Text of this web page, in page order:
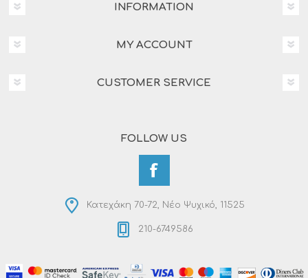
INFORMATION
MY ACCOUNT
CUSTOMER SERVICE
FOLLOW US
Κατεχάκη 70-72, Νέο Ψυχικό, 11525
210-6749586